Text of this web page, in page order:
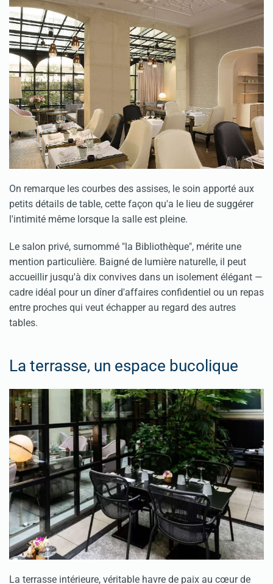
On remarque les courbes des assises, le soin apporté aux
petits détails de table, cette façon qu'a le lieu de suggérer
l'intimité même lorsque la salle est pleine.
Le salon privé, surnommé "la Bibliothèque", mérite une
mention particulière. Baigné de lumière naturelle, il peut
accueillir jusqu'à dix convives dans un isolement élégant —
cadre idéal pour un dîner d'affaires confidentiel ou un repas
entre proches qui veut échapper au regard des autres
tables.
La terrasse, un espace bucolique
La terrasse intérieure, véritable havre de paix au cœur de